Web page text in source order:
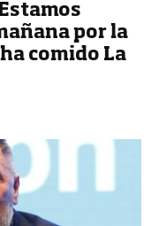
por la
comido La